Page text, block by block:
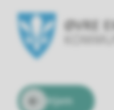
Du er her:
Hjem
Om kommunen